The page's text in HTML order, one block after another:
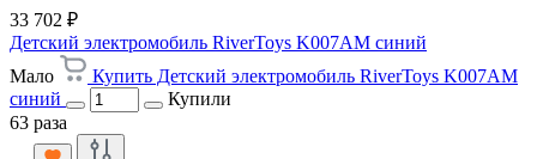
33 702 ₽
Детский электромобиль RiverToys K007AM синий
Мало
Купить Детский электромобиль RiverToys K007AM
синий
Купили
63 раза